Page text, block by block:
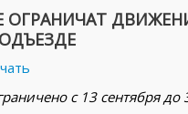
ОГРАНИЧАТ
с 13 сентября до